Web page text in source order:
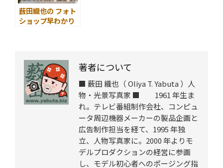
薮田織也の フォト
ショップ早わかり
著者について
■ 薮田 織也（ Oliya T. Yabuta ）人
物・光景写真家 ■ 1961 年生ま
れ。テレビ番組制作会社、コンピュ
ータ周辺機器メーカーの製品企画と
広告制作担当を経て、1995 年独
立、人物写真家に。2000 年よりモ
デルプロダクションの経営に参画
し、モデル初心者へのポージング指